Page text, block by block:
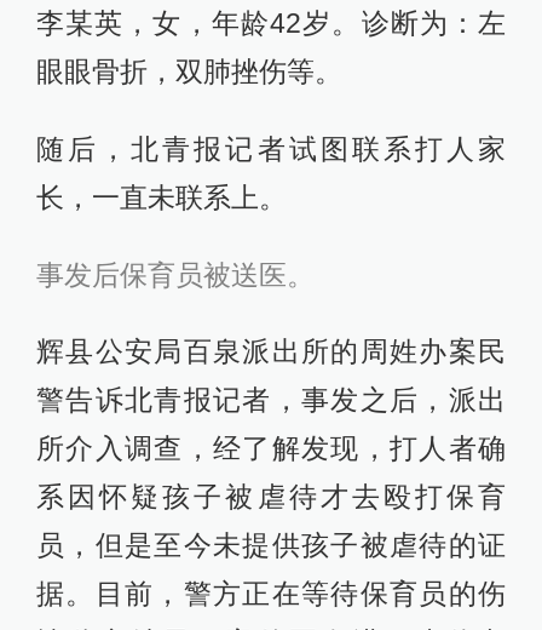
李某英，女，年龄42岁。诊断为：左
眼眼骨折，双肺挫伤等。
随后，北青报记者试图联系打人家
长，一直未联系上。
事发后保育员被送医。
辉县公安局百泉派出所的周姓办案民
警告诉北青报记者，事发之后，派出
所介入调查，经了解发现，打人者确
系因怀疑孩子被虐待才去殴打保育
员，但是至今未提供孩子被虐待的证
据。目前，警方正在等待保育员的伤